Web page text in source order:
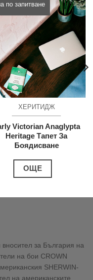
по запитване
ХЕРИТИДЖ
Victorian Anaglypta
Heritage Тапет За
Боядисване
ОЩЕ
за България на
на бои CROWN
SHERWIN-
на американските